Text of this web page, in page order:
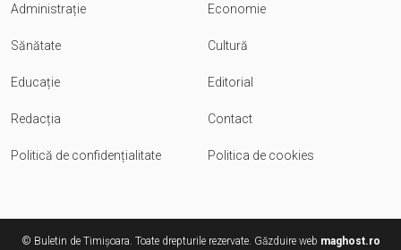
Administrație Economie
Sănătate Cultură
Educație Editorial
Redacția Contact
Politică de confidențialitate Politica de cookies
© Buletin de Timișoara. Toate drepturile rezervate. Găzduire web maghost.ro